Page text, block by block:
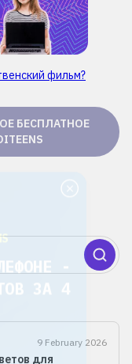
фильм?
БЕСПЛАТНОЕ
9 February 2026
для
-